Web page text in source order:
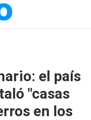
el país
"casas
en los